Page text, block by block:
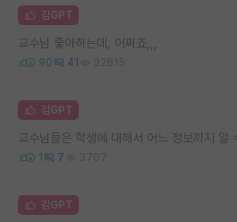
김GPT
교수님 좋아하는데, 어쩌죠,,,
90 41 32615
김GPT
교수님들은 학생에 대해서 어느 정보까지 알
1 7 3707
김GPT